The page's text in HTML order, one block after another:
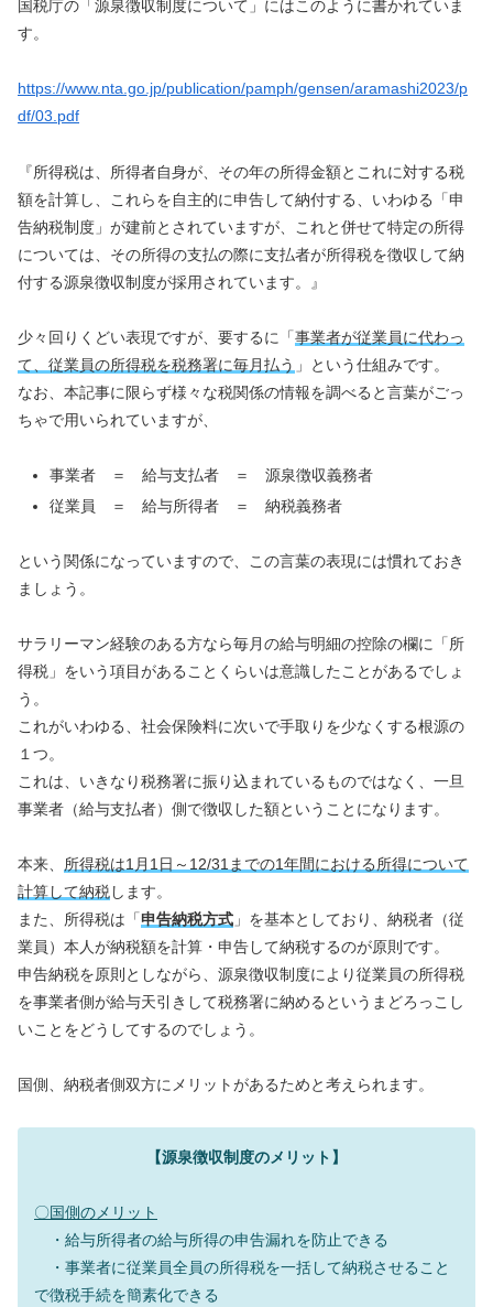
国税庁の「源泉徴収制度について」にはこのように書かれていま
す。
https://www.nta.go.jp/publication/pamph/gensen/aramashi2023/p
df/03.pdf
『所得税は、所得者自身が、その年の所得金額とこれに対する税
額を計算し、これらを自主的に申告して納付する、いわゆる「申
告納税制度」が建前とされていますが、これと併せて特定の所得
については、その所得の支払の際に支払者が所得税を徴収して納
付する源泉徴収制度が採用されています。』
少々回りくどい表現ですが、要するに「事業者が従業員に代わっ
て、従業員の所得税を税務署に毎月払う 」という仕組みです。
なお、本記事に限らず様々な税関係の情報を調べると言葉がごっ
ちゃで用いられていますが、
事業者 ＝ 給与支払者 ＝ 源泉徴収義務者
従業員 ＝ 給与所得者 ＝ 納税義務者
という関係になっていますので、この言葉の表現には慣れておき
ましょう。
サラリーマン経験のある方なら毎月の給与明細の控除の欄に「所
得税」をいう項目があることくらいは意識したことがあるでしょ
う。
これがいわゆる、社会保険料に次いで手取りを少なくする根源の
１つ。
これは、いきなり税務署に振り込まれているものではなく、一旦
事業者（給与支払者）側で徴収した額ということになります。
本来、 所得税は1月1日～12/31までの1年間における所得について
計算して納税します。
また、所得税は「申告納税方式 」を基本としており、納税者（従
業員）本人が納税額を計算・申告して納税するのが原則です。
申告納税を原則としながら、源泉徴収制度により従業員の所得税
を事業者側が給与天引きして税務署に納めるというまどろっこし
いことをどうしてするのでしょう。
国側、納税者側双方にメリットがあるためと考えられます。
【源泉徴収制度のメリット】
〇国側のメリット
・給与所得者の給与所得の申告漏れを防止できる
・事業者に従業員全員の所得税を一括して納税させること
で徴税手続を簡素化できる